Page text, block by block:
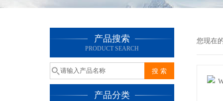
产品搜索
PRODUCT SEARCH
产品分类
您现在